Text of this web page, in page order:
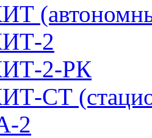
2
2-РК
СТ
2